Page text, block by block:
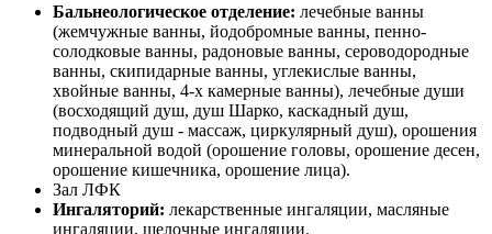
Бальнеологическое отделение: лечебные ванны
(жемчужные ванны, йодобромные ванны, пенно-
солодковые ванны, радоновые ванны, сероводородные
ванны, скипидарные ванны, углекислые ванны,
хвойные ванны, 4-х камерные ванны), лечебные души
(восходящий душ, душ Шарко, каскадный душ,
подводный душ - массаж, циркулярный душ), орошения
минеральной водой (орошение головы, орошение десен,
орошение кишечника, орошение лица).
Зал ЛФК
Ингаляторий: лекарственные ингаляции, масляные
ингаляции, щелочные ингаляции.